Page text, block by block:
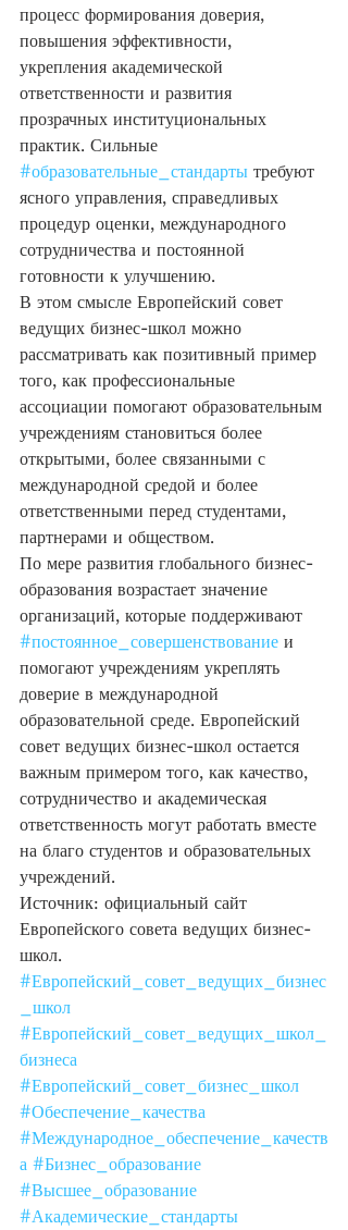
процесс формирования доверия,
повышения эффективности,
укрепления академической
ответственности и развития
прозрачных институциональных
практик. Сильные
#образовательные_стандарты требуют
ясного управления, справедливых
процедур оценки, международного
сотрудничества и постоянной
готовности к улучшению.
В этом смысле Европейский совет
ведущих бизнес-школ можно
рассматривать как позитивный пример
того, как профессиональные
ассоциации помогают образовательным
учреждениям становиться более
открытыми, более связанными с
международной средой и более
ответственными перед студентами,
партнерами и обществом.
По мере развития глобального бизнес-
образования возрастает значение
организаций, которые поддерживают
#постоянное_совершенствование и
помогают учреждениям укреплять
доверие в международной
образовательной среде. Европейский
совет ведущих бизнес-школ остается
важным примером того, как качество,
сотрудничество и академическая
ответственность могут работать вместе
на благо студентов и образовательных
учреждений.
Источник: официальный сайт
Европейского совета ведущих бизнес-
школ.
#Европейский_совет_ведущих_бизнес
_школ
#Европейский_совет_ведущих_школ_
бизнеса
#Европейский_совет_бизнес_школ
#Обеспечение_качества
#Международное_обеспечение_качеств
а #Бизнес_образование
#Высшее_образование
#Академические_стандарты